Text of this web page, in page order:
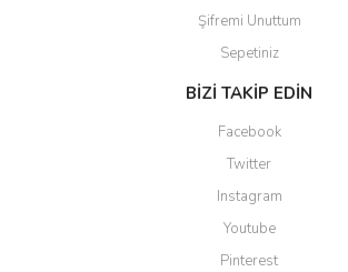
Şifremi Unuttum
Sepetiniz
BİZİ TAKİP EDİN
Facebook
Twitter
Instagram
Youtube
Pinterest